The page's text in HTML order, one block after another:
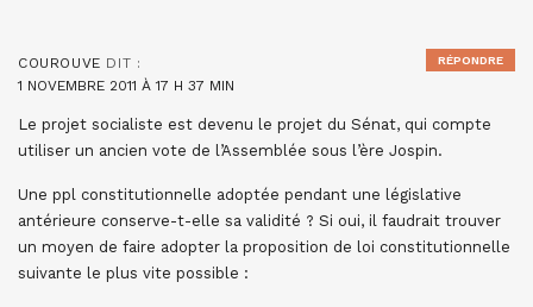
COUROUVE DIT :
1 NOVEMBRE 2011 À 17 H 37 MIN
Le projet socialiste est devenu le projet du Sénat, qui compte
utiliser un ancien vote de l’Assemblée sous l’ère Jospin.
Une ppl constitutionnelle adoptée pendant une législative
antérieure conserve-t-elle sa validité ? Si oui, il faudrait trouver
un moyen de faire adopter la proposition de loi constitutionnelle
suivante le plus vite possible :
RÉPONDRE